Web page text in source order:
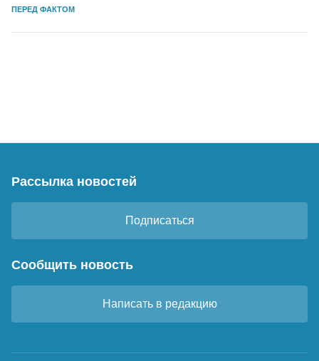
ПЕРЕД ФАКТОМ
Рассылка новостей
Подписаться
Сообщить новость
Написать в редакцию